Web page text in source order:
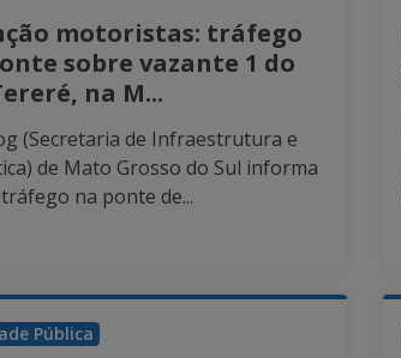
motoristas: tráfego
sobre vazante 1 do
na M...
(Secretaria de Infraestrutura e
de Mato Grosso do Sul informa
na ponte de...
Pública